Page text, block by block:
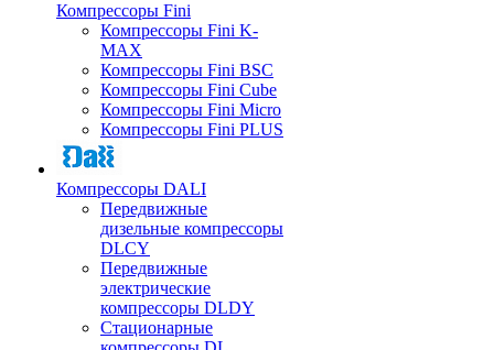
Компрессоры Fini
Компрессоры Fini K-
MAX
Компрессоры Fini BSC
Компрессоры Fini Cube
Компрессоры Fini Micro
Компрессоры Fini PLUS
Компрессоры DALI
Передвижные
дизельные компрессоры
DLCY
Передвижные
электрические
компрессоры DLDY
Стационарные